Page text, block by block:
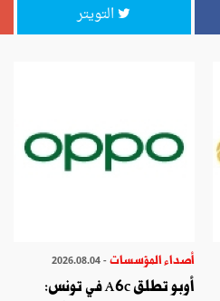
التويتر
أصداء المؤسسات - 2026.08.04
أوبو تطلق A6c في تونس: